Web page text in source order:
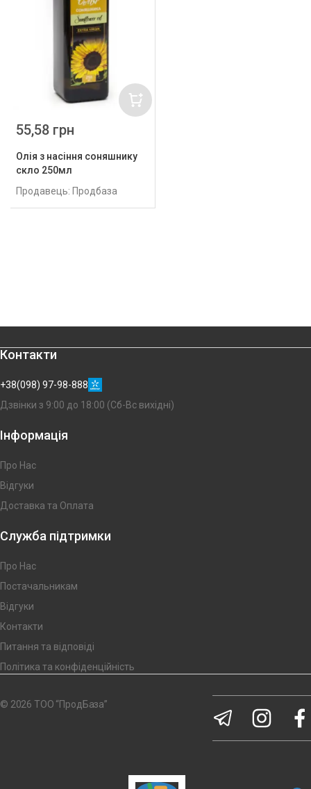
Олія з насіння соняшнику
скло 250мл
Продавець: Продбаза
55,58 грн
Контакти
+38(098) 97-98-888
Дзвінки з 9:00 до 18:00 (Сб-Вс вихідні)
Інформація
Про Нас
Відгуки
Доставка та Оплата
Служба підтримки
Про Нас
Постачальникам
Відгуки
Контакти
Питання та відповіді
Політика та конфіденційність
© 2026 ТОО “ПродБаза”